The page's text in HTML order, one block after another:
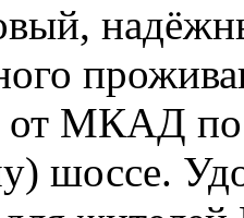
от МКАД
шоссе.